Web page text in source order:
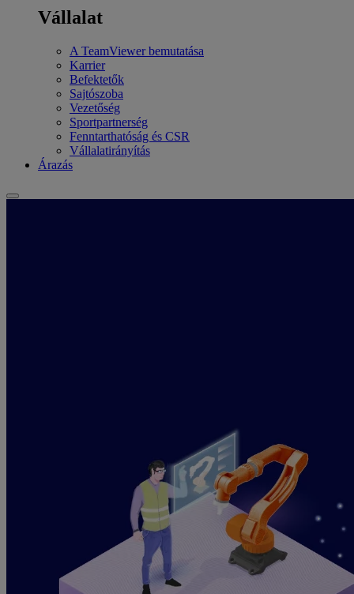
Vállalat
A TeamViewer bemutatása
Karrier
Befektetők
Sajtószoba
Vezetőség
Sportpartnerség
Fenntarthatóság és CSR
Vállalatirányítás
Árazás